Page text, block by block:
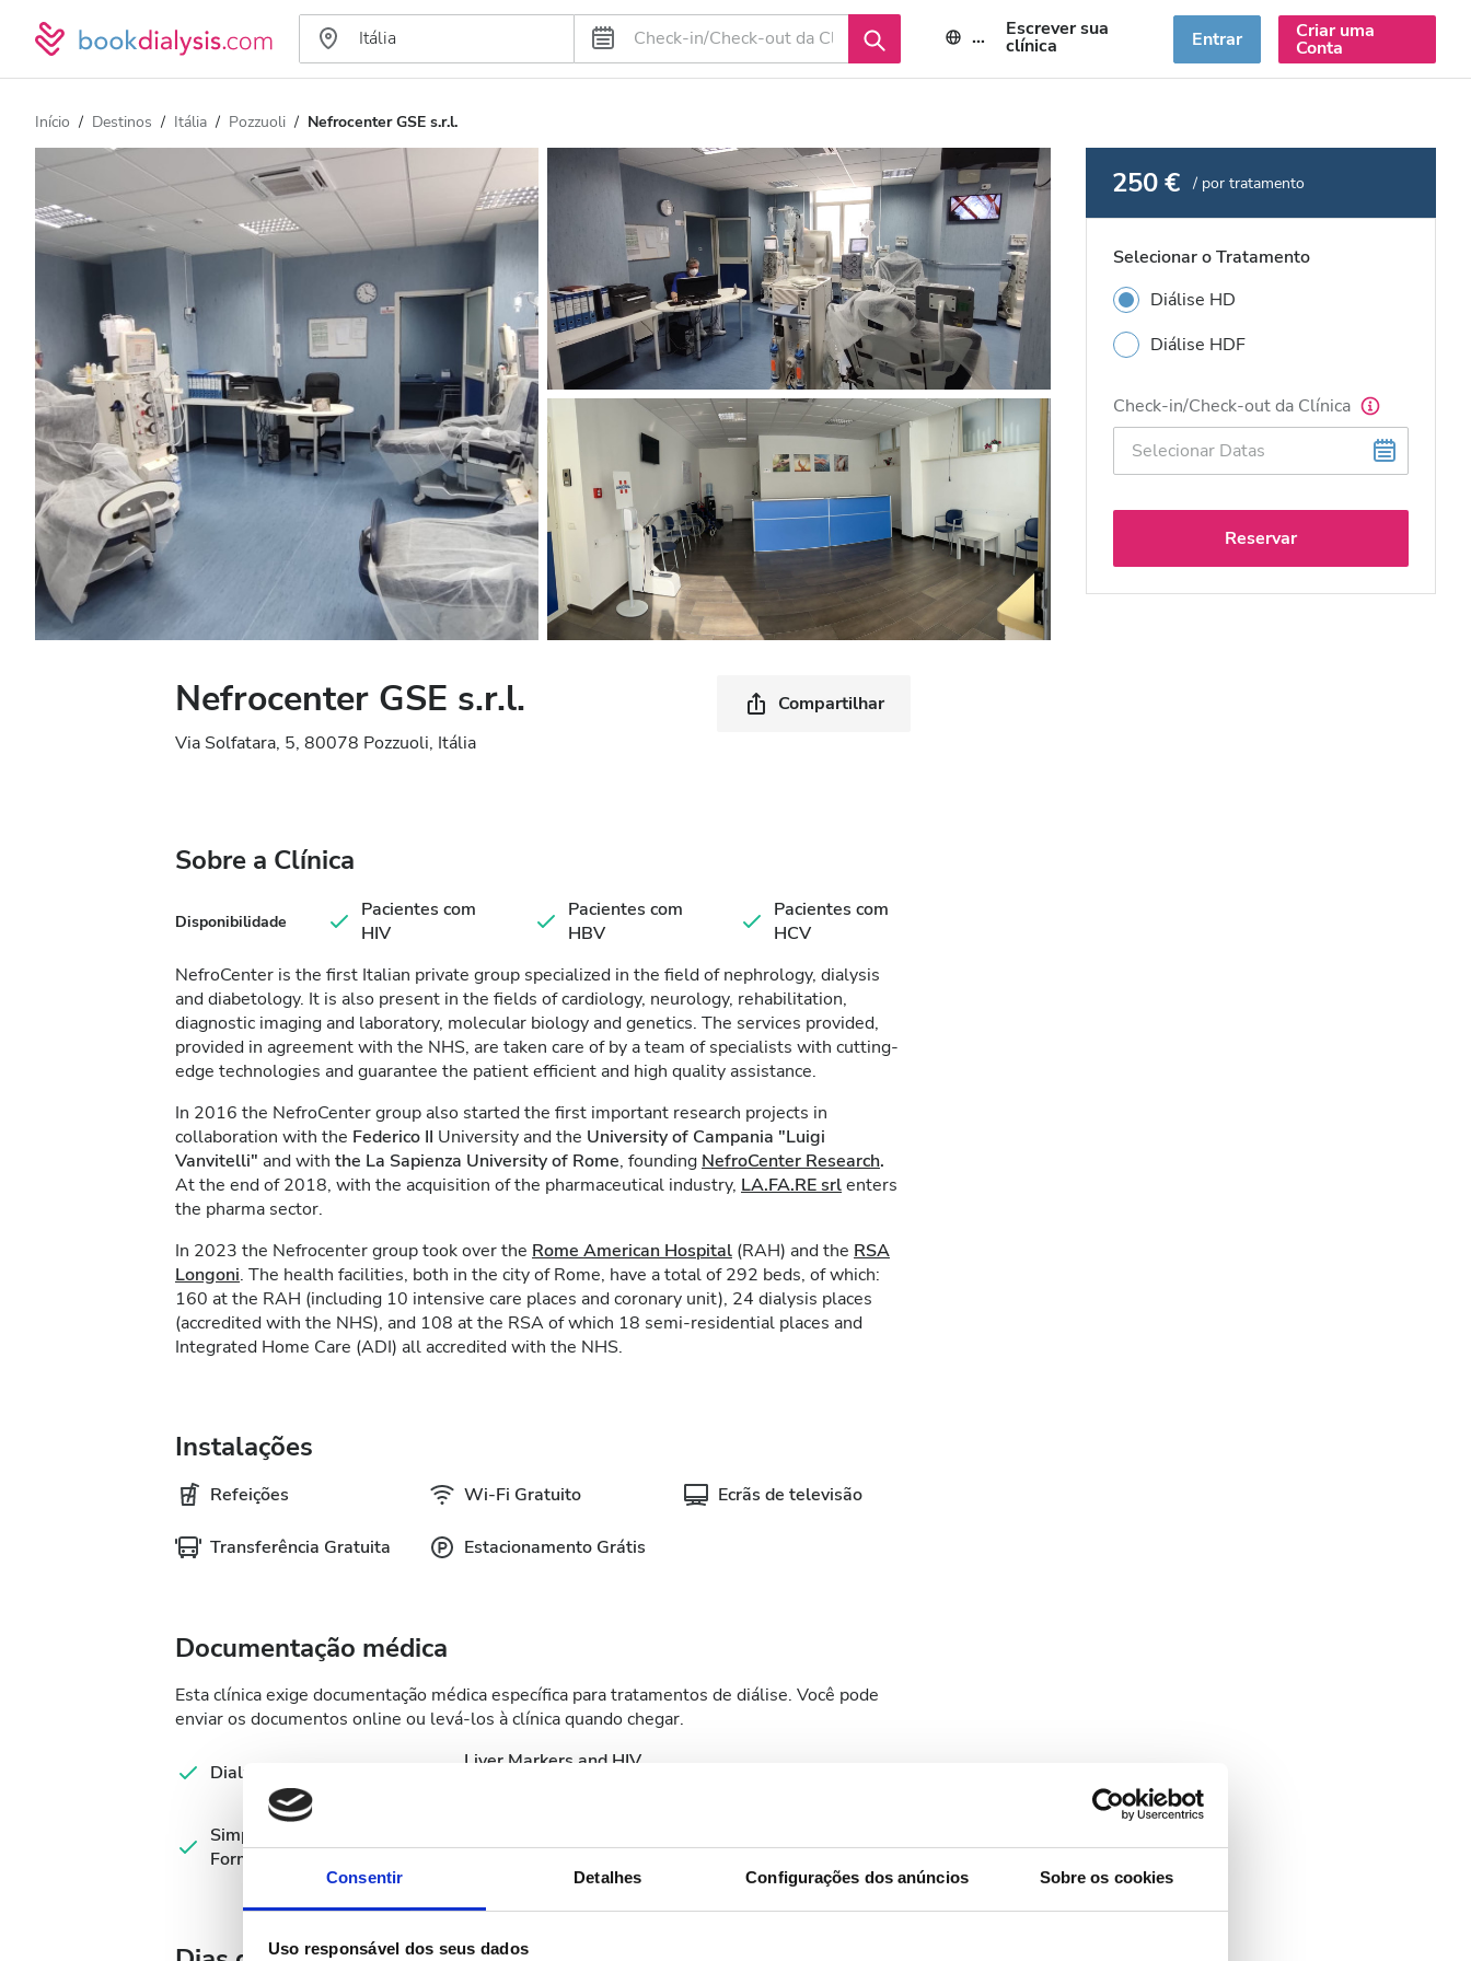
Consentir Detalhes Configurações dos anúncios Sobre os cookies
Uso responsável dos seus dados
PT Escrever sua
clínica Entrar Criar uma
Conta
Início Destinos Itália Pozzuoli Nefrocenter GSE s.r.l.
Nefrocenter GSE s.r.l.
Via Solfatara, 5, 80078 Pozzuoli, Itália
Compartilhar
Sobre a Clínica
Disponibilidade
Pacientes com
HIV
Pacientes com
HBV
Pacientes com
HCV
NefroCenter is the first Italian private group specialized in the field of nephrology, dialysis
and diabetology. It is also present in the fields of cardiology, neurology, rehabilitation,
diagnostic imaging and laboratory, molecular biology and genetics. The services provided,
provided in agreement with the NHS, are taken care of by a team of specialists with cutting-
edge technologies and guarantee the patient efficient and high quality assistance.
In 2016 the NefroCenter group also started the first important research projects in
collaboration with the Federico II University and the University of Campania "Luigi
Vanvitelli" and with the La Sapienza University of Rome, founding NefroCenter Research.
At the end of 2018, with the acquisition of the pharmaceutical industry, LA.FA.REsrlenters
the pharma sector.
In 2023 the Nefrocenter group took over the Rome American Hospital (RAH) and the RSA
Longoni. The health facilities, both in the city of Rome, have a total of 292 beds, of which:
160 at the RAH (including 10 intensive care places and coronary unit), 24 dialysis places
(accredited with the NHS), and 108 at the RSA of which 18 semi-residential places and
Integrated Home Care (ADI) all accredited with the NHS.
Instalações
Refeições Wi-Fi Gratuito Ecrãs de televisão
Transferência Gratuita Estacionamento Grátis
Documentação médica
Esta clínica exige documentação médica específica para tratamentos de diálise. Você pode
enviar os documentos online ou levá-los à clínica quando chegar.
Dialysis Record Sheet
Liver Markers and HIV
Simplified Hemodialysis
Form
Valid ID
250 € / por tratamento
Selecionar o Tratamento
Diálise HD
Diálise HDF
Check-in/Check-out da Clínica
Reservar